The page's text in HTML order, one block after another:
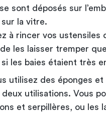
sont déposés sur
sur la vitre.
à rincer vos ustensiles
les laisser tremper
si les baies étaient très
utilisez des éponges
utilisations. Vous
et serpillères, ou les